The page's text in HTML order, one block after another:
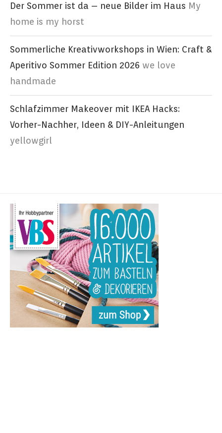
Der Sommer ist da – neue Bilder im Haus My
home is my horst
Sommerliche Kreativworkshops in Wien: Craft &
Aperitivo Sommer Edition 2026 we love
handmade
Schlafzimmer Makeover mit IKEA Hacks:
Vorher-Nachher, Ideen & DIY-Anleitungen
yellowgirl